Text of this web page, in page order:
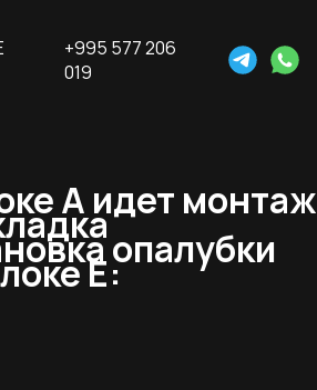
+995 577 206
019
А идет монтаж
опалубки
Е: